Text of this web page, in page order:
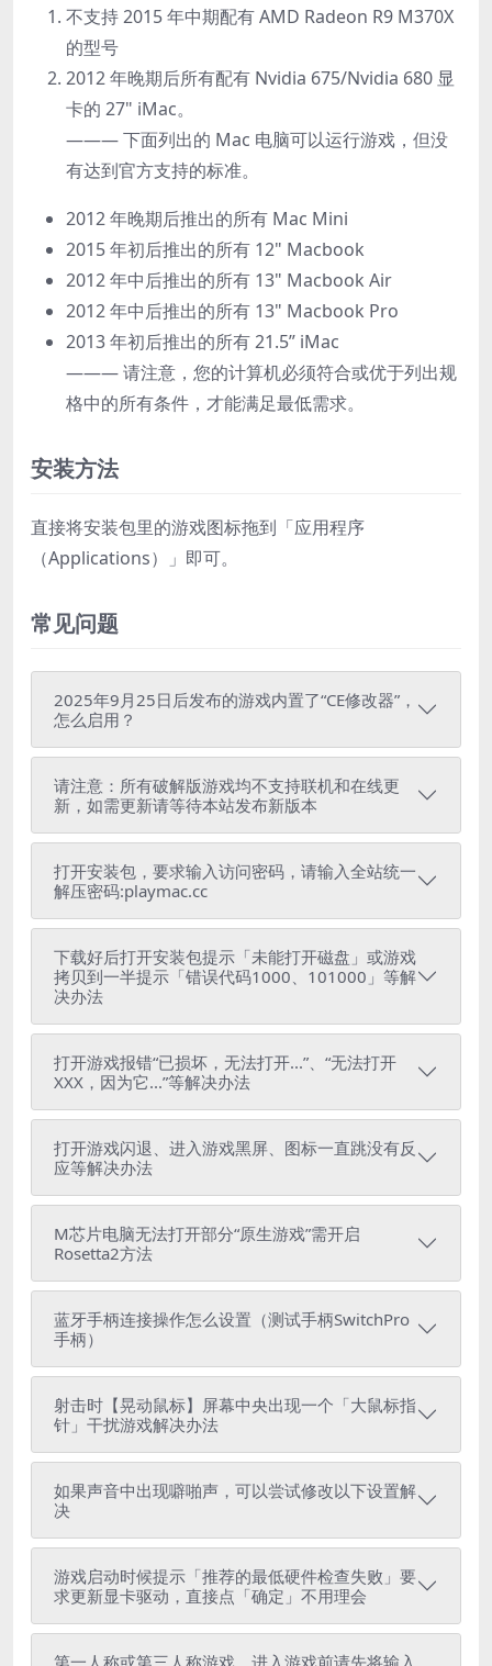
不支持 2015 年中期配有 AMD Radeon R9 M370X
的型号
2012 年晚期后所有配有 Nvidia 675/Nvidia 680 显
卡的 27" iMac。
——— 下面列出的 Mac 电脑可以运行游戏，但没
有达到官方支持的标准。
2012 年晚期后推出的所有 Mac Mini
2015 年初后推出的所有 12" Macbook
2012 年中后推出的所有 13" Macbook Air
2012 年中后推出的所有 13" Macbook Pro
2013 年初后推出的所有 21.5” iMac
——— 请注意，您的计算机必须符合或优于列出规
格中的所有条件，才能满足最低需求。
安装方法
直接将安装包里的游戏图标拖到「应用程序
（Applications）」即可。
常见问题
2025年9月25日后发布的游戏内置了“CE修改器”，
怎么启用？
请注意：所有破解版游戏均不支持联机和在线更
新，如需更新请等待本站发布新版本
打开安装包，要求输入访问密码，请输入全站统一
解压密码:playmac.cc
下载好后打开安装包提示「未能打开磁盘」或游戏
拷贝到一半提示「错误代码1000、101000」等解
决办法
打开游戏报错“已损坏，无法打开...”、“无法打开
XXX，因为它...”等解决办法
打开游戏闪退、进入游戏黑屏、图标一直跳没有反
应等解决办法
M芯片电脑无法打开部分“原生游戏”需开启
Rosetta2方法
蓝牙手柄连接操作怎么设置（测试手柄SwitchPro
手柄）
射击时【晃动鼠标】屏幕中央出现一个「大鼠标指
针」干扰游戏解决办法
如果声音中出现噼啪声，可以尝试修改以下设置解
决
游戏启动时候提示「推荐的最低硬件检查失败」要
求更新显卡驱动，直接点「确定」不用理会
第一人称或第三人称游戏，进入游戏前请先将输入